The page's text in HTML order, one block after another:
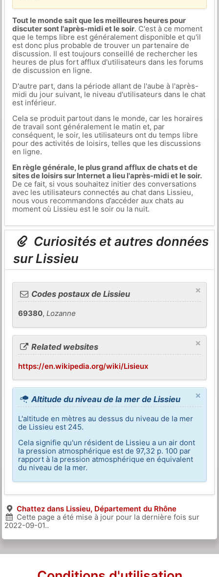
Tout le monde sait que les meilleures heures pour
discuter sont l'après-midi et le soir. C'est à ce moment
que le temps libre est généralement disponible et qu'il
est donc plus probable de trouver un partenaire de
discussion. Il est toujours conseillé de rechercher les
heures de plus fort afflux d'utilisateurs dans les forums
de discussion en ligne.
D'autre part, dans la période allant de l'aube à l'après-
midi du jour suivant, le niveau d'utilisateurs dans le chat
est inférieur.
Cela se produit partout dans le monde, car les horaires
de travail sont généralement le matin et, par
conséquent, le soir, les utilisateurs ont du temps libre
pour des activités de loisirs, telles que les discussions
en ligne.
En règle générale, le plus grand afflux de chats et de
sites de loisirs sur Internet a lieu l'après-midi et le soir.
De ce fait, si vous souhaitez initier des conversations
avec les utilisateurs connectés au chat dans Lissieu,
nous vous recommandons d’accéder aux chats au
moment où Lissieu est le soir ou la nuit.
Curiosités et autres données
sur Lissieu
×
Codes postaux de Lissieu
69380,Lozanne
×
Related websites
https://en.wikipedia.org/wiki/Lisieux
×
Altitude du niveau de la mer de Lissieu
L'altitude en mètres au dessus du niveau de la mer
de Lissieu est 245.
Cela signifie qu'un résident de Lissieu a un air dont
la pression atmosphérique est de 97,32 p. 100 par
rapport à la pression atmosphérique en équivalent
du niveau de la mer.
Chattez dans Lissieu, Département du Rhône
Cette page a été mise à jour pour la dernière fois sur
2022-09-01..